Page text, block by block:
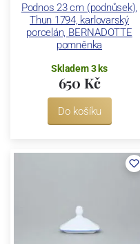
Podnos 23 cm (podnůsek),
Thun 1794, karlovarský
porcelán, BERNADOTTE
pomněnka
Skladem 3 ks
650 Kč
Do košíku